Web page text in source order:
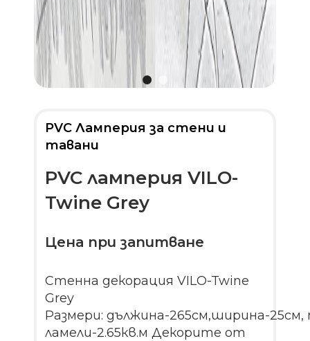
PVC Ламперия за стени и
тавани
PVC ламперия VILO-
Twine Grey
Цена при запитване
Стенна декорация VILO-Twine
Grey
Размери: дължина-265см,ширина-
ламели-2.65кв.м Декорите от